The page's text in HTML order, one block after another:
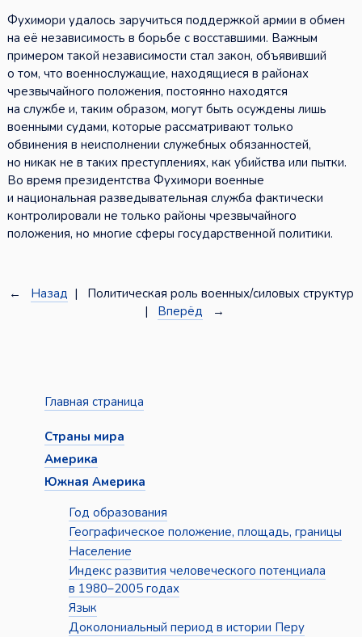
Фухимори удалось заручиться поддержкой армии в обмен
на её независимость в борьбе с восставшими. Важным
примером такой независимости стал закон, объявивший
о том, что военнослужащие, находящиеся в районах
чрезвычайного положения, постоянно находятся
на службе и, таким образом, могут быть осуждены лишь
военными судами, которые рассматривают только
обвинения в неисполнении служебных обязанностей,
но никак не в таких преступлениях, как убийства или пытки.
Во время президентства Фухимори военные
и национальная разведывательная служба фактически
контролировали не только районы чрезвычайного
положения, но многие сферы государственной политики.
← Назад | Политическая роль военных/силовых структур
| Вперёд →
Главная страница
Страны мира
Америка
Южная Америка
Год образования
Географическое положение, площадь, границы
Население
Индекс развития человеческого потенциала
в 1980–2005 годах
Язык
Доколониальный период в истории Перу